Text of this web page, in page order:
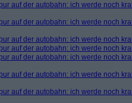
auf der autobahn: ich werde noch
auf der autobahn: ich werde noch
auf der autobahn: ich werde noch
auf der autobahn: ich werde noch
auf der autobahn: ich werde noch
auf der autobahn: ich werde noch
auf der autobahn: ich werde noch